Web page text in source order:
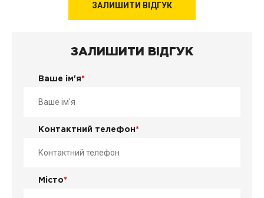
ЗАЛИШИТИ ВІДГУК
ЗАЛИШИТИ ВІДГУК
Ваше ім'я*
Контактний телефон*
Місто*